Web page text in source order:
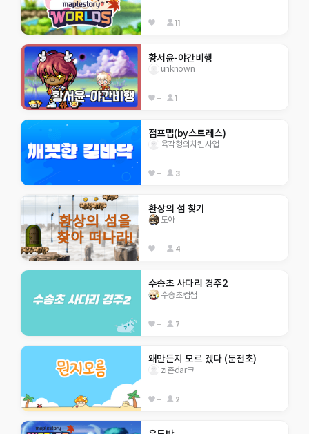
-- 11
황서윤-야간비행
unknown
-- 1
점프맵(by스트레스)
육각형의치킨사업
-- 3
환상의 섬 찾기
도아
-- 4
수송초 사다리 경주2
수송초컴쌤
-- 7
왜만든지 모르 겠다 (둔전초)
zi존dar크
-- 2